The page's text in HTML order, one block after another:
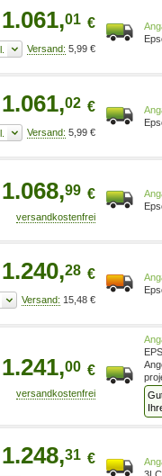
1.061,01 €
5,99 €
1.061,02 €
5,99 €
1.068,99 €
1.240,28 €
15,48 €
1.241,00 €
1.248,31 €